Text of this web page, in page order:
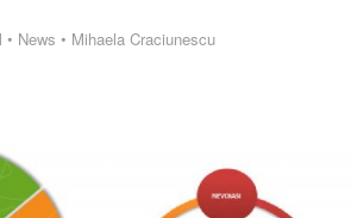
• News • Mihaela Craciunescu